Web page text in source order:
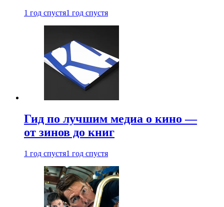
1 год спустя1 год спустя
Гид по лучшим медиа о кино —
от зинов до книг
1 год спустя1 год спустя